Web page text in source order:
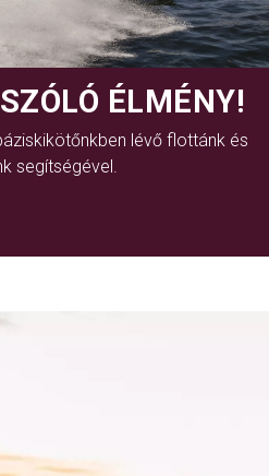
ÉLMÉNY!
lévő flottánk és
segítségével.